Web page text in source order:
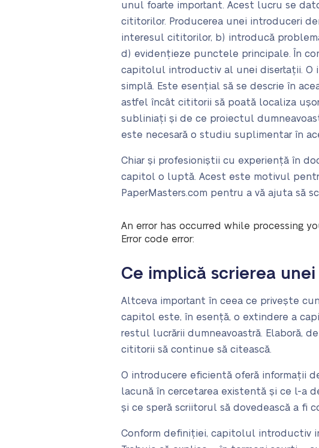
unul foarte important. Acest lucru se
cititorilor. Producerea unei introduceri
interesul cititorilor, b) introducă
d) evidențieze punctele principale. În
capitolul introductiv al unei disertații. O
simplă. Este esențial să se descrie în
astfel încât cititorii să poată localiza
subliniați și de ce proiectul
este necesară o studiu suplimentar în
Chiar și profesioniștii cu experiență în
capitol o luptă. Acest este motivul
PaperMasters.com pentru a vă ajuta să
An error has occurred while processing
Error code error:
Ce implică scrierea
Altceva important în ceea ce privește
capitol este, în esență, o extindere a
restul lucrării dumneavoastră. Elaboră,
cititorii să continue să citească.
O introducere eficientă oferă informații
lacună în cercetarea existentă și ce l-a
și ce speră scriitorul să dovedească a fi
Conform definiției, capitolul introductiv